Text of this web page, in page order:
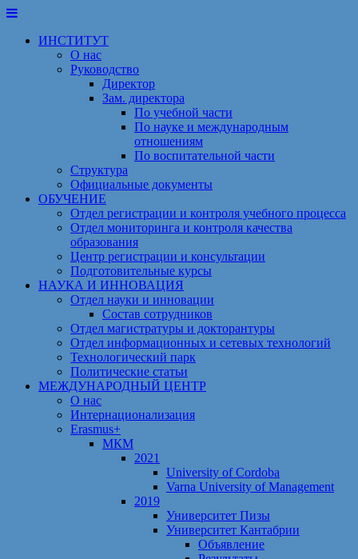
Перейти
содержимому
ИНСТИТУТ
О нас
Руководство
Директор
Зам. директора
По учебной части
По науке и международным
отношениям
По воспитательной части
Структура
Официальные документы
ОБУЧЕНИЕ
Отдел регистрации и контроля учебного процесса
Отдел мониторинга и контроля качества
образования
Центр регистрации и консультации
Подготовительные курсы
НАУКА И ИННОВАЦИЯ
Отдел науки и инновации
Состав сотрудников
Отдел магистратуры и докторантуры
Отдел информационных и сетевых технологий
Технологический парк
Политические статьи
МЕЖДУНАРОДНЫЙ ЦЕНТР
О нас
Интернационализация
Erasmus+
МКМ
2021
University of Cordoba
Varna University of Management
2019
Университет Пизы
Университет Кантабрии
Объявление